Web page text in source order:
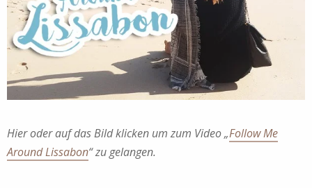
Hier oder auf das Bild klicken um zum Video „Follow Me
Around Lissabon“ zu gelangen.